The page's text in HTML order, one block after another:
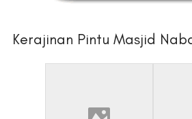
Kerajinan Pintu Masjid